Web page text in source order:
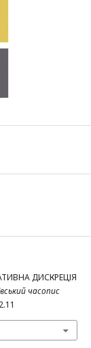
ДИСКРЕЦІЯ
часопис